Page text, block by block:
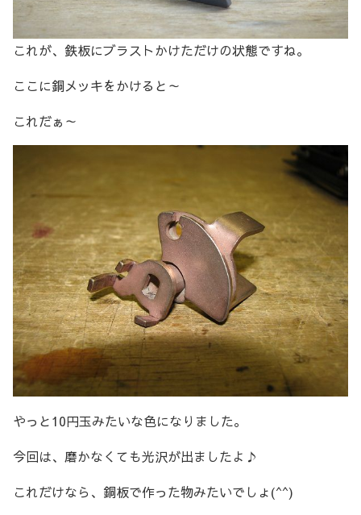
これが、鉄板にブラストかけただけの状態ですね。
ここに銅メッキをかけると～
これだぁ～
やっと10円玉みたいな色になりました。
今回は、磨かなくても光沢が出ましたよ♪
これだけなら、銅板で作った物みたいでしょ(^^)